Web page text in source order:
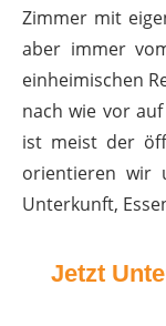
Zimmer mit
aber immer
einheimischen
nach wie vor
ist meist der
orientieren wir
Unterkunft,
Jetzt